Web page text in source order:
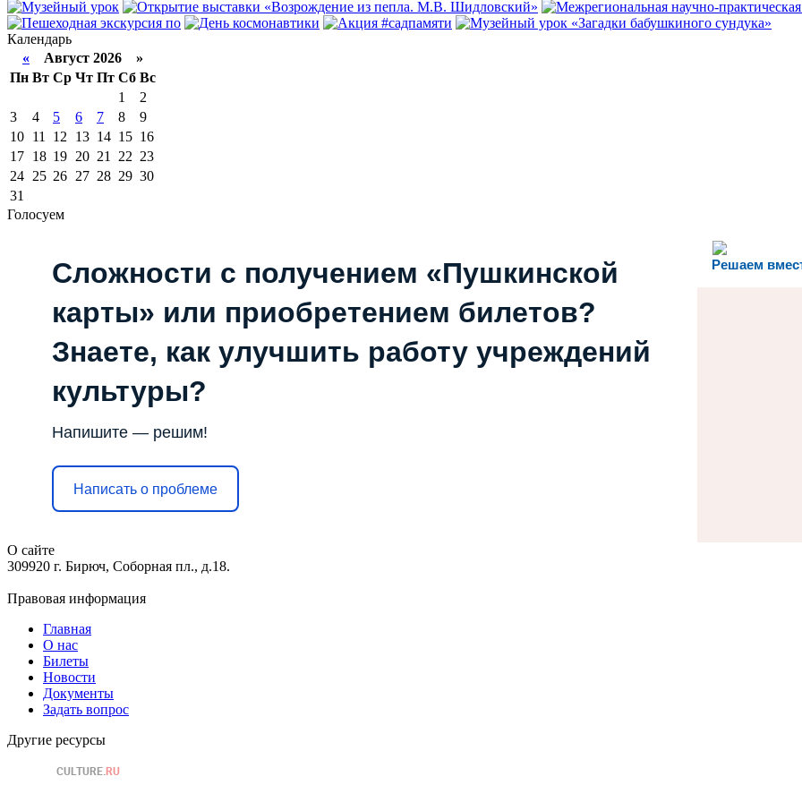
Календарь
« Август 2026 »
Пн Вт Ср Чт Пт Сб Вс
1
2
3
4 5 6 7 8
9
10 11 12 13 14 15 16
17 18 19 20 21 22 23
24 25 26 27 28 29 30
31
Голосуем
Решаем
Сложности с получением «Пушкинской
карты» или приобретением билетов?
Знаете, как улучшить работу учреждений
культуры?
Напишите — решим!
Написать о проблеме
О сайте
309920 г. Бирюч, Соборная пл., д.18.
Правовая информация
Главная
О нас
Билеты
Новости
Документы
Задать вопрос
Другие ресурсы